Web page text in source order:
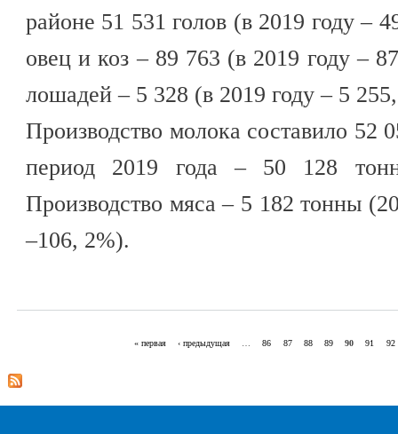
районе 51 531 голов (в 2019 году –
овец и коз – 89 763 (в 2019 году –
лошадей – 5 328 (в 2019 году – 5
Производство молока составило 52
период 2019 года – 50 128
Производство мяса – 5 182 тонны
–106, 2%).
« первая ‹ предыдущая 86 87 88 89 90 91 92